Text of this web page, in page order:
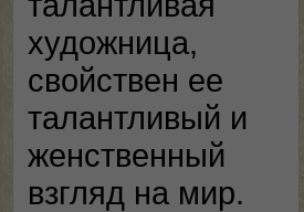
художница,
свойствен ее
талантливый и
женственный
взгляд на мир.